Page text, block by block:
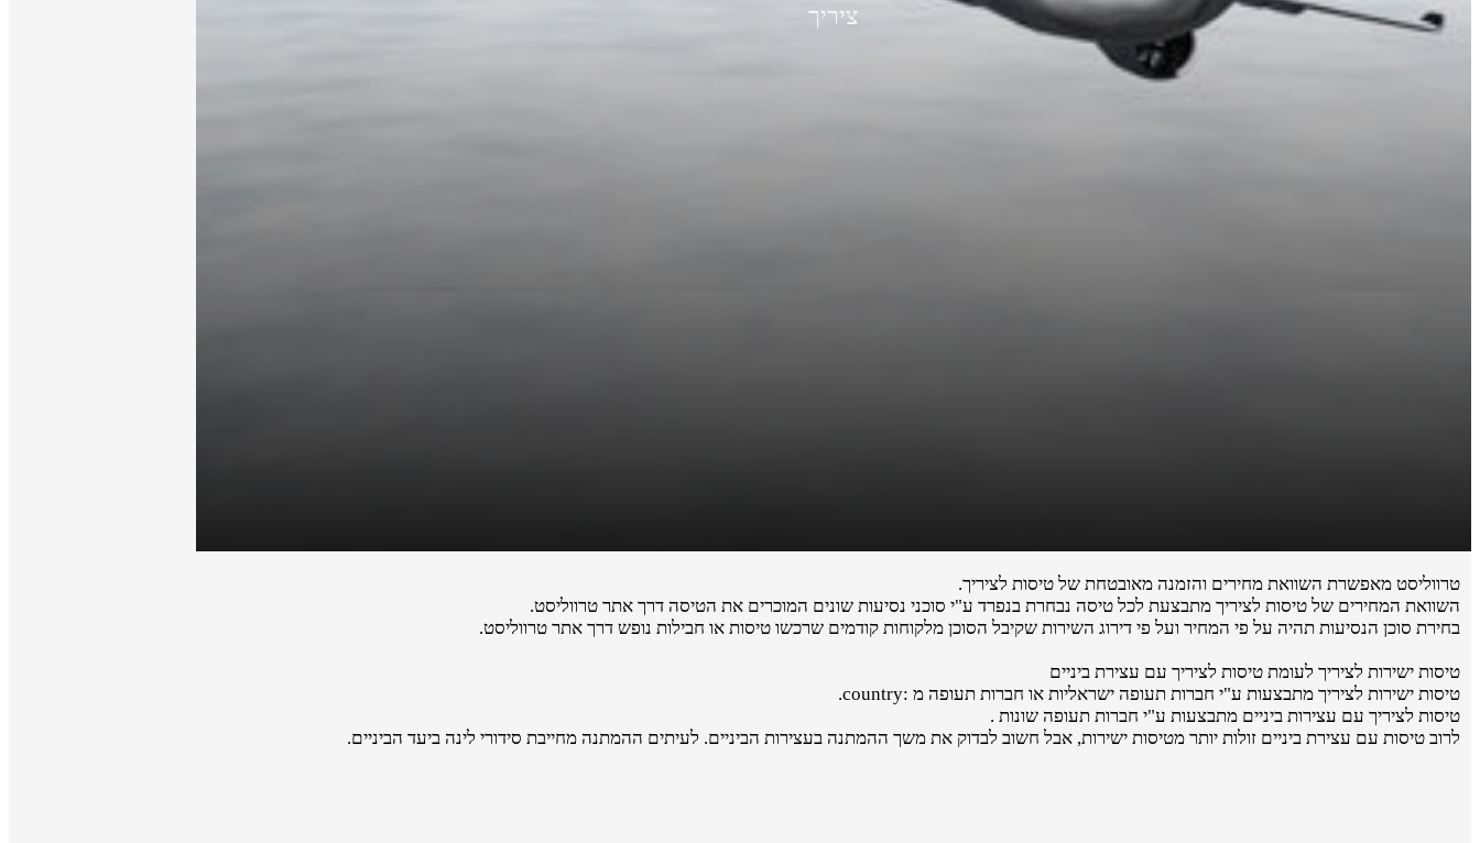
ציריך
טרווליסט מאפשרת השוואת מחירים והזמנה מאובטחת של טיסות לציריך.
השוואת המחירים של טיסות לציריך מתבצעת לכל טיסה נבחרת בנפרד ע"י סוכני נסיעות שונים המוכרים את הטיסה דרך אתר טרווליסט.
בחירת סוכן הנסיעות תהיה על פי המחיר ועל פי דירוג השירות שקיבל הסוכן מלקוחות קודמים שרכשו טיסות או חבילות נופש דרך אתר טרווליסט.
טיסות ישירות לציריך לעומת טיסות לציריך עם עצירת ביניים
טיסות ישירות לציריך מתבצעות ע"י חברות תעופה ישראליות או חברות תעופה מ :country.
טיסות לציריך עם עצירות ביניים מתבצעות ע"י חברות תעופה שונות .
לרוב טיסות עם עצירת ביניים זולות יותר מטיסות ישירות, אבל חשוב לבדוק את משך ההמתנה בעצירות הביניים. לעיתים ההמתנה מחייבת סידורי לינה ביעד הביניים.